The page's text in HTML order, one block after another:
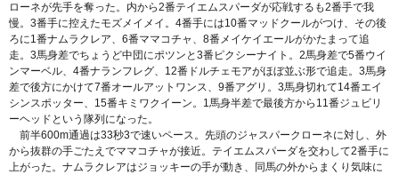
ローネが先手を奪った。内から2番テイエムスパーダが応戦するも2番手で我
慢。3番手に控えたモズメイメイ。4番手には10番マッドクールがつけ、その後
ろに1番ナムラクレア、6番ママコチャ、8番メイケイエールがかたまって追
走。3馬身差でちょうど中団にポツンと3番ピクシーナイト。2馬身差で5番ウイ
ンマーベル、4番ナランフレグ、12番ドルチェモアがほぼ並ぶ形で追走。3馬身
差で後方にかけて7番オールアットワンス、9番アグリ。3馬身切れて14番エイ
シンスポッター、15番キミワクイーン。1馬身半差で最後方から11番ジュビリ
ーヘッドという隊列になった。
前半600m通過は33秒3で速いペース。先頭のジャスパークローネに対し、外
から抜群の手ごたえでママコチャが接近。テイエムスパーダを交わして2番手に
上がった。ナムラクレアはジョッキーの手が動き、同馬の外からまくり気味に